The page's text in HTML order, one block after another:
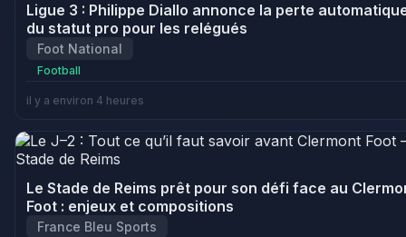
Ligue 3 : Philippe Diallo annonce la perte
du statut pro pour les relégués
Foot National
Football
il y a environ 4 heures
Le Stade de Reims prêt pour son défi face au
Foot : enjeux et compositions
France Bleu Sports